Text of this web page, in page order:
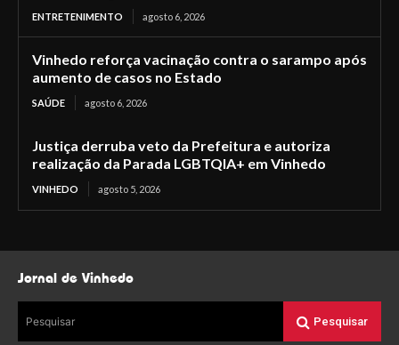
ENTRETENIMENTO agosto 6, 2026
Vinhedo reforça vacinação contra o sarampo após
aumento de casos no Estado
SAÚDE agosto 6, 2026
Justiça derruba veto da Prefeitura e autoriza
realização da Parada LGBTQIA+ em Vinhedo
VINHEDO agosto 5, 2026
Jornal de Vinhedo
Pesquisar Pesquisar